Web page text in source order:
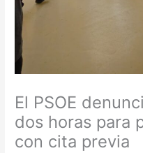
El PSOE
dos horas para
con cita previa